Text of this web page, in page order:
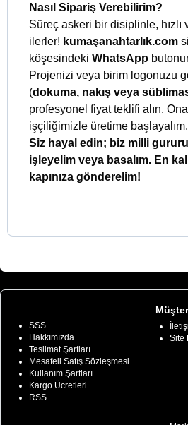
Nasıl Sipariş Verebilirim?
Süreç askeri bir disiplinle, hızlı
ilerler! kumaşanahtarlık.com
köşesindeki WhatsApp
Projenizi veya birim logonuzu
(dokuma, nakış veya
profesyonel fiyat teklifi alın.
işçiliğimizle üretime başlayalım.
Siz hayal edin; biz milli
işleyelim veya basalım. En
kapınıza gönderelim!
SSS
Hakkımızda
Teslimat Şartları
Mesafeli Satış Sözleşmesi
Kullanım Şartları
Kargo Ücretleri
RSS
Site